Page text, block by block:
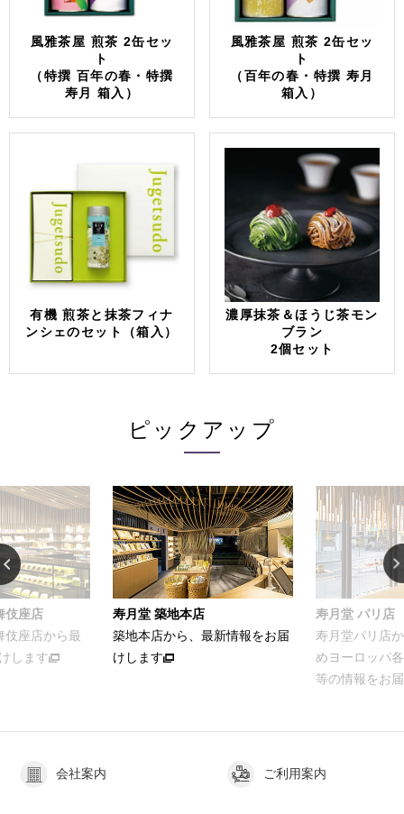
風雅茶屋 煎茶 2缶セッ
ト
（特撰 百年の春・特撰
寿月 箱入）
風雅茶屋 煎茶 2缶セッ
ト
（百年の春・特撰 寿月
箱入）
有機 煎茶と抹茶フィナ
ンシェのセット（箱入）
濃厚抹茶＆ほうじ茶モン
ブラン
2個セット
ピックアップ
伎座店
伎座店から最
します
寿月堂 築地本店
築地本店から、最新情報をお届
けします
寿月堂 パリ店
寿月堂パリ店
めヨーロッパ
等の情報をお
会社案内 ご利用案内